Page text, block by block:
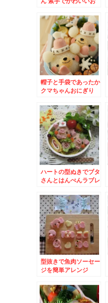
帽子と手袋であったか
クマちゃんおにぎり
ハートの型ぬきでブタ
さんとはんぺんラブレ
型抜きで魚肉ソーセー
ジを簡単アレンジ